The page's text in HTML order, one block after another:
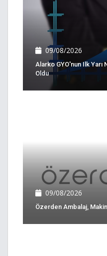
09/08/2026
Alarko GYO'nun Ilk Yarı
Oldu
09/08/2026
Özerden Ambalaj,